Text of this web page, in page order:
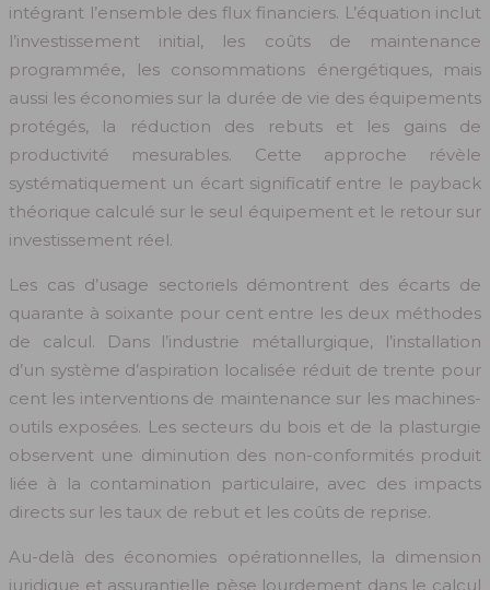
intégrant l’ensemble des flux financiers. L’équation inclut
l’investissement initial, les coûts de maintenance
programmée, les consommations énergétiques, mais
aussi les économies sur la durée de vie des équipements
protégés, la réduction des rebuts et les gains de
productivité mesurables. Cette approche révèle
systématiquement un écart significatif entre le payback
théorique calculé sur le seul équipement et le retour sur
investissement réel.
Les cas d’usage sectoriels démontrent des écarts de
quarante à soixante pour cent entre les deux méthodes
de calcul. Dans l’industrie métallurgique, l’installation
d’un système d’aspiration localisée réduit de trente pour
cent les interventions de maintenance sur les machines-
outils exposées. Les secteurs du bois et de la plasturgie
observent une diminution des non-conformités produit
liée à la contamination particulaire, avec des impacts
directs sur les taux de rebut et les coûts de reprise.
Au-delà des économies opérationnelles, la dimension
juridique et assurantielle pèse lourdement dans le calcul